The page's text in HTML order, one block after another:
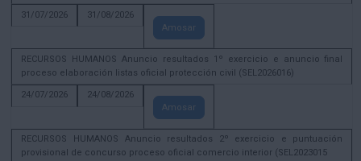
31/07/2026
31/08/2026
Amosar
RECURSOS HUMANOS Anuncio resultados 1º exercicio e anuncio final
proceso elaboración listas oficial protección civil (SEL2026016)
24/07/2026
24/08/2026
Amosar
RECURSOS HUMANOS Anuncio resultados 2º exercicio e puntuación
provisional de concurso proceso oficial comercio interior (SEL2023015